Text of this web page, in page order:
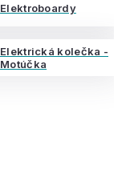
Elektroboardy
Elektrická kolečka -
Motúčka